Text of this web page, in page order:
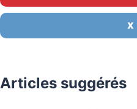
X
Articles suggérés